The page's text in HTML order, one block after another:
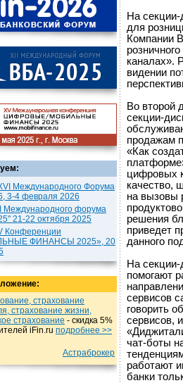
Международного Форума
3-4 февраля 2026
Международного форума
21-22 октября 2025
Конференции
ФИНАНСЫ 2025», 20
страхование
страхование жизни,
страхование - cкидка 5%
iFin.ru подробнеe >>
Астраброкер
На
для
Компании
каналах».
видении
Во второй
секции-
продажам
«Как
цифровых
качество,
на вызовы
решения
приведет
данного
На секции-
помогают
сервисов
говорить
сервисов,
чат-боты
работают
банки